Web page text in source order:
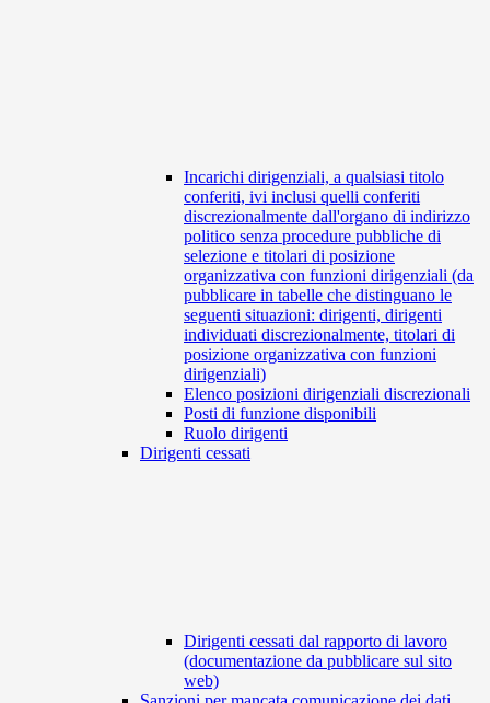
Incarichi dirigenziali, a qualsiasi titolo
conferiti, ivi inclusi quelli conferiti
discrezionalmente dall'organo di indirizzo
politico senza procedure pubbliche di
selezione e titolari di posizione
organizzativa con funzioni dirigenziali (da
pubblicare in tabelle che distinguano le
seguenti situazioni: dirigenti, dirigenti
individuati discrezionalmente, titolari di
posizione organizzativa con funzioni
dirigenziali)
Elenco posizioni dirigenziali discrezionali
Posti di funzione disponibili
Ruolo dirigenti
Dirigenti cessati
Dirigenti cessati dal rapporto di lavoro
(documentazione da pubblicare sul sito
web)